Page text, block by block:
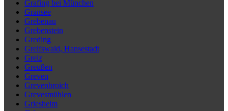
Grafing bei München
Gransee
Grebenau
Grebenstein
Greding
Greifswald, Hansestadt
Greiz
Greußen
Greven
Grevenbroich
Grevesmühlen
Griesheim